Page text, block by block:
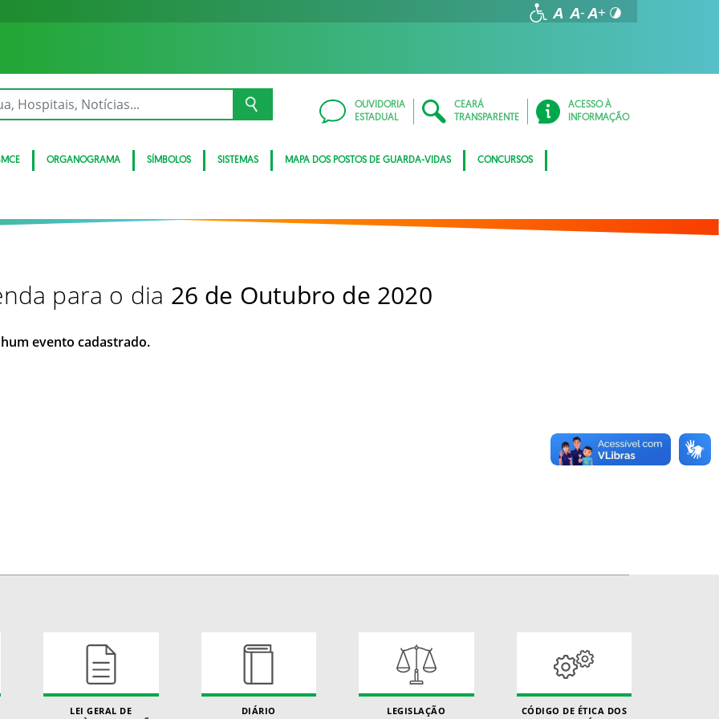
OUVIDORIA
ESTADUAL
CEARÁ
TRANSPARENTE
ACESSO À
INFORMAÇÃO
ORGANOGRAMA SÍMBOLOS SISTEMAS MAPA DOS POSTOS DE GUARDA-VIDAS CONCURSOS
para o dia 26 de Outubro de 2020
evento cadastrado.
LEI GERAL DE
DIÁRIO
LEGISLAÇÃO
CÓDIGO DE ÉTICA DOS